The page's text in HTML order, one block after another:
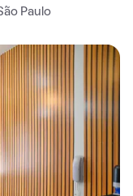
Paulo